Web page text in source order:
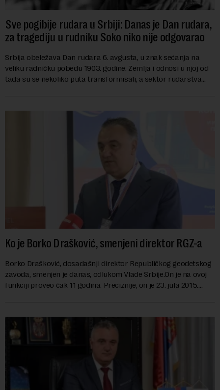
Sve pogibije rudara u Srbiji: Danas je Dan rudara,
za tragediju u rudniku Soko niko nije odgovarao
Srbija obeležava Dan rudara 6. avgusta, u znak sećanja na
veliku radničku pobedu 1903. godine. Zemlja i odnosi u njoj od
tada su se nekoliko puta transformisali, a sektor rudarstva
Ko je Borko Drašković, smenjeni direktor RGZ-a
Borko Drašković, dosadašnji direktor Republičkog geodetskog
zavoda, smenjen je danas, odlukom Vlade Srbije.On je na ovoj
funkciji proveo čak 11 godina. Preciznije, on je 23. jula 2015.